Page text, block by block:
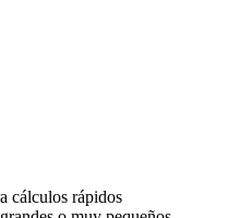
cálculos rápidos